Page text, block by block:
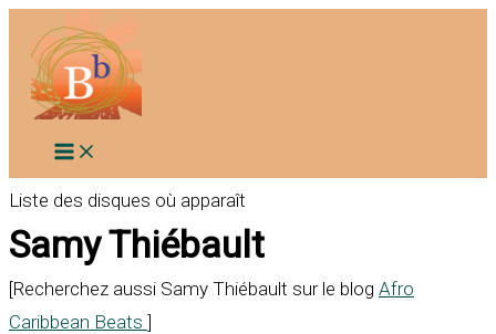
contenu
Liste des disques où apparaît
Samy Thiébault
[Recherchez aussi Samy Thiébault sur le blog Afro
Caribbean Beats ]